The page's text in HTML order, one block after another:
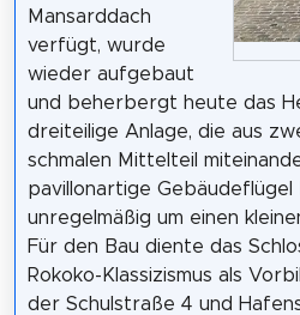
Mansarddach
verfügt, wurde
wieder aufgebaut
und beherbergt heute das
dreiteilige Anlage, die aus
schmalen Mittelteil
pavillonartige
unregelmäßig um einen
Für den Bau diente das
Rokoko-Klassizismus als
der Schulstraße 4 und